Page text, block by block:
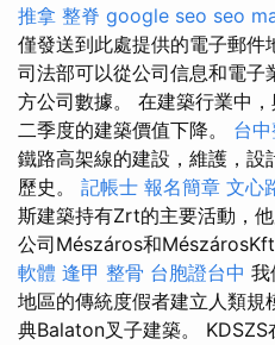
推拿 整脊 google seo seo
僅發送到此處提供的電子郵件
司法部可以從公司信息和電子
方公司數據。 在建築行業中
二季度的建築價值下降。 台
鐵路高架線的建設，維護，
歷史。 記帳士 報名簡章 文心
斯建築持有Zrt的主要活動，
公司Mészáros和MészárosKft
軟體 逢甲 整骨 台胞證台中 我
地區的傳統度假者建立人類
典Balaton叉子建築。